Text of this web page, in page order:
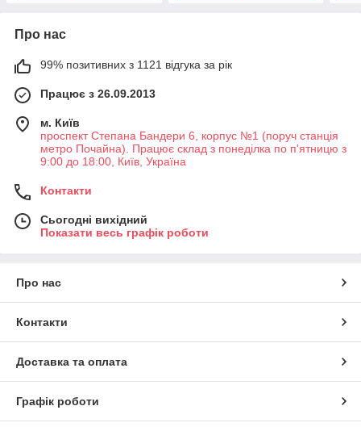
Про нас
99% позитивних з 1121 відгука за рік
Працює з 26.09.2013
м. Київ
проспект Степана Бандери 6, корпус №1 (поруч станція
метро Почайна). Працює склад з понеділка по п'ятницю з
9:00 до 18:00, Київ, Україна
Контакти
Сьогодні вихідний
Показати весь графік роботи
Про нас
Контакти
Доставка та оплата
Графік роботи